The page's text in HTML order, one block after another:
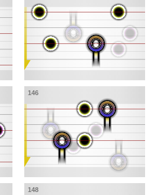
146
148